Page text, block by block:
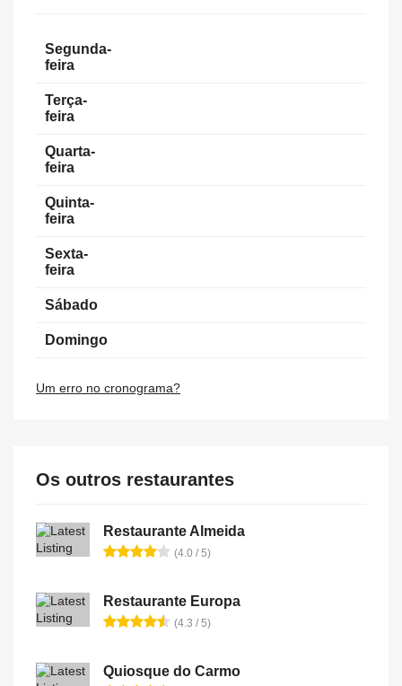
Segunda-
feira
Terça-
feira
Quarta-
feira
Quinta-
feira
Sexta-
feira
Sábado
Domingo
Um erro no cronograma?
Os outros restaurantes
Restaurante Almeida
(4.0 / 5)
Restaurante Europa
(4.3 / 5)
Quiosque do Carmo